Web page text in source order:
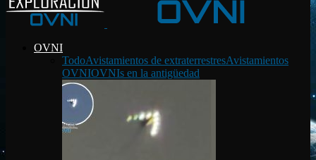
OVNI
TodoAvistamientos de extraterrestresAvistamientos
OVNIOVNIs en la antigüedad